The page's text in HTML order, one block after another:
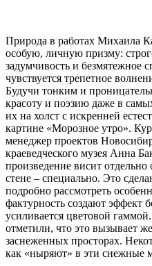
Природа в работах Михаила
особую, личную призму:
задумчивость и безмятежное
чувствуется трепетное
Будучи тонким и
красоту и поэзию даже в
их на холст с искренней
картине «Морозное утро».
менеджер проектов
краеведческого музея Анна
произведение висит
стене – специально. Это
подробно рассмотреть
фактурность создают эффект
усиливается цветовой
отметили, что это вызывает
заснеженных просторах.
как «ныряют» в эти снежные